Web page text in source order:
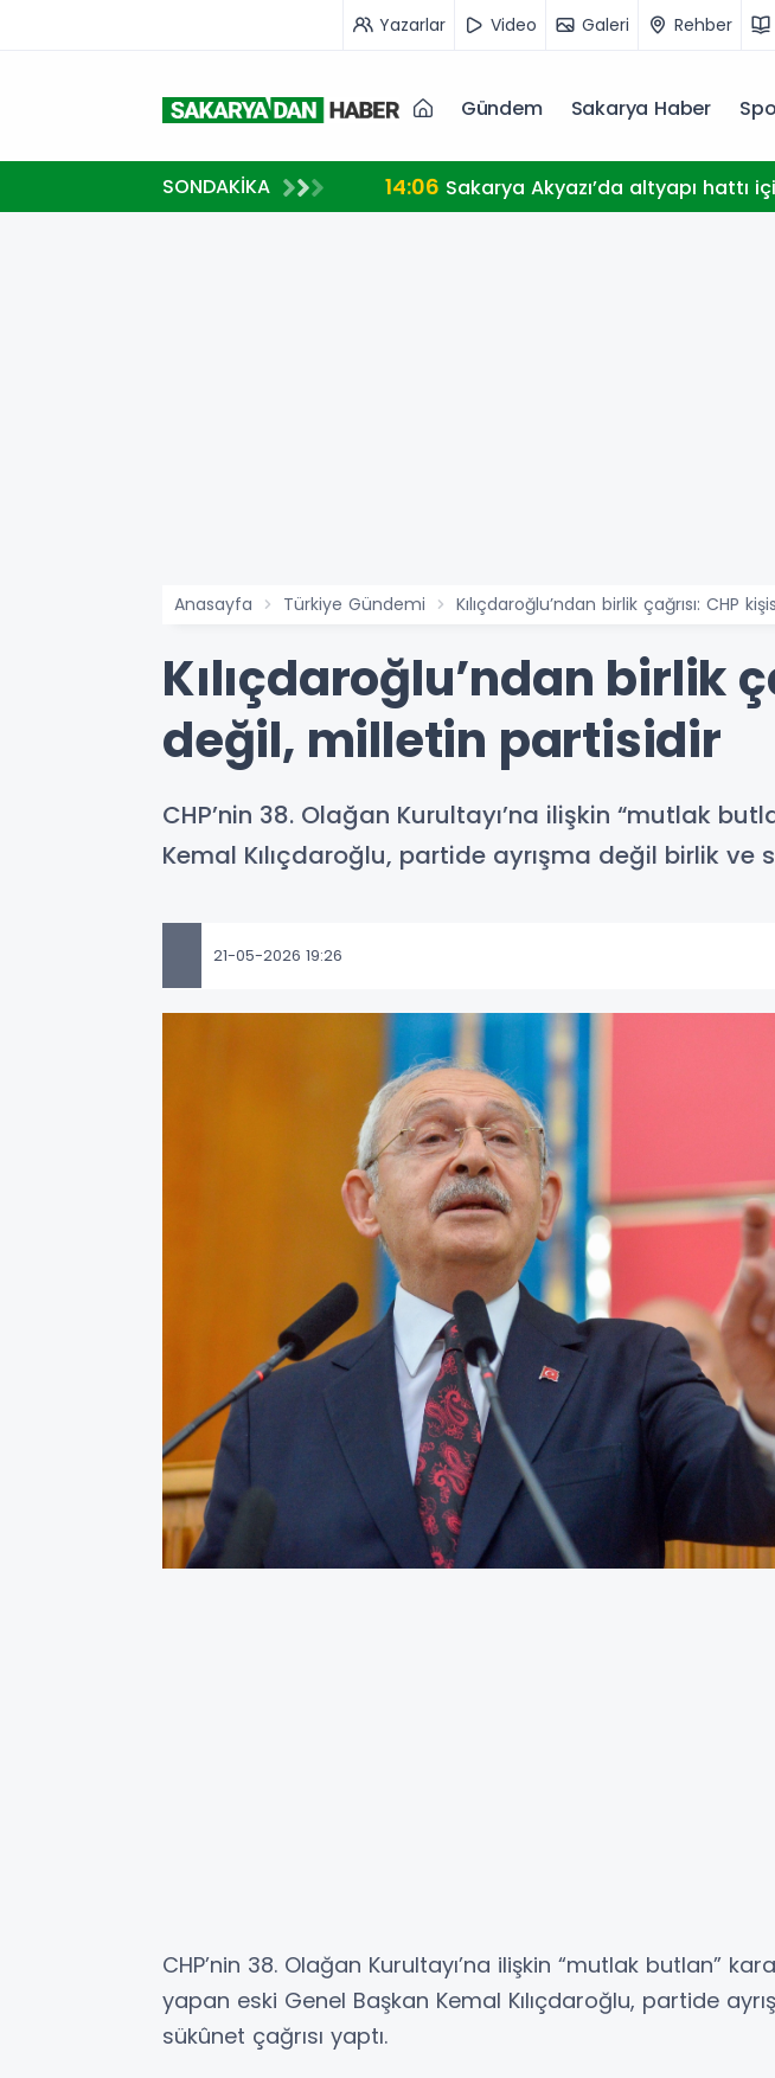
Yazarlar Video Galeri Rehber
Gündem Sakarya Haber
SONDAKİKA 14:06 Sakarya Akyazı’da altyapı hattı
Anasayfa Türkiye Gündemi Kılıçdaroğlu’ndan birlik çağrısı: CHP
Kılıçdaroğlu’ndan birlik
değil, milletin partisidir
CHP’nin 38. Olağan Kurultayı’na ilişkin “mutlak
Kemal Kılıçdaroğlu, partide ayrışma değil birlik ve
21-05-2026 19:26
CHP’nin 38. Olağan Kurultayı’na ilişkin “mutlak butlan”
yapan eski Genel Başkan Kemal Kılıçdaroğlu, partide
sükûnet çağrısı yaptı.